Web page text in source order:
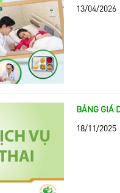
13/04/2026
BẢNG GIÁ
18/11/2025